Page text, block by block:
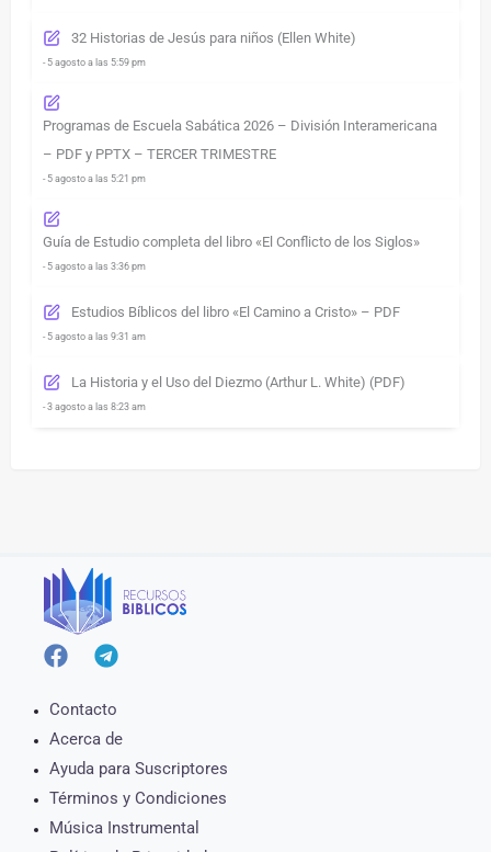
32 Historias de Jesús para niños (Ellen White)
- 5 agosto a las 5:59 pm
Programas de Escuela Sabática 2026 – División Interamericana
– PDF y PPTX – TERCER TRIMESTRE
- 5 agosto a las 5:21 pm
Guía de Estudio completa del libro «El Conflicto de los Siglos»
- 5 agosto a las 3:36 pm
Estudios Bíblicos del libro «El Camino a Cristo» – PDF
- 5 agosto a las 9:31 am
La Historia y el Uso del Diezmo (Arthur L. White) (PDF)
- 3 agosto a las 8:23 am
Contacto
Acerca de
Ayuda para Suscriptores
Términos y Condiciones
Música Instrumental